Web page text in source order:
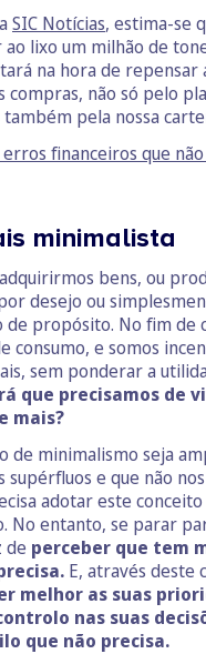
SIC Notícias, estima-se
lixo um milhão de
na hora de repensar
compras, não só pelo
pela nossa
erros financeiros que
minimalista
bens, ou
desejo ou
propósito. No fim de
consumo, e somos
sem ponderar a
que precisamos de
mais?
de minimalismo seja
supérfluos e que não
adotar este conceito
No entanto, se parar
de perceber que tem
E, através deste
melhor as suas
nas suas
que não precisa.